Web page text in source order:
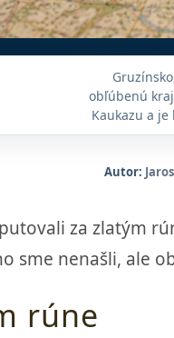
obľúbenú
Kaukazu a
ideálnu
Autor:
za zlatým
sme nenašli, ale
rúne